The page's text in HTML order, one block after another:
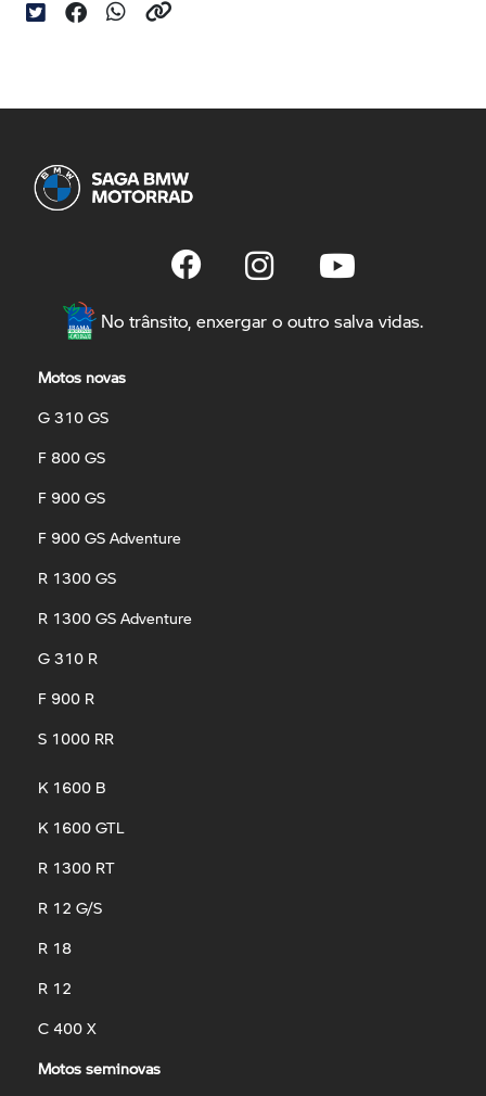
No trânsito, enxergar o outro salva vidas.
Motos novas
G 310 GS
F 800 GS
F 900 GS
F 900 GS Adventure
R 1300 GS
R 1300 GS Adventure
G 310 R
F 900 R
S 1000 RR
K 1600 B
K 1600 GTL
R 1300 RT
R 12 G/S
R 18
R 12
C 400 X
Motos seminovas